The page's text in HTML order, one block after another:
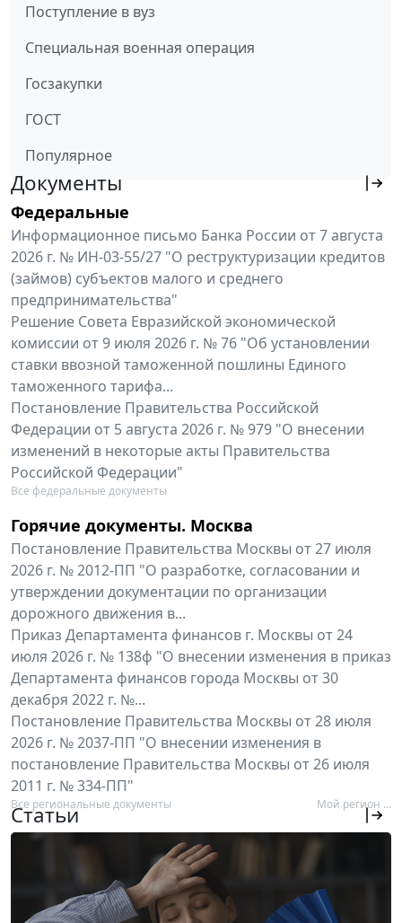
Поступление в вуз
Специальная военная операция
Госзакупки
ГОСТ
Популярное
Документы
Федеральные
Информационное письмо Банка России от 7 августа
2026 г. № ИН-03-55/27 "О реструктуризации кредитов
(займов) субъектов малого и среднего
предпринимательства"
Решение Совета Евразийской экономической
комиссии от 9 июля 2026 г. № 76 "Об установлении
ставки ввозной таможенной пошлины Единого
таможенного тарифа...
Постановление Правительства Российской
Федерации от 5 августа 2026 г. № 979 "О внесении
изменений в некоторые акты Правительства
Российской Федерации"
Все федеральные документы
Горячие документы. Москва
Постановление Правительства Москвы от 27 июля
2026 г. № 2012-ПП "О разработке, согласовании и
утверждении документации по организации
дорожного движения в...
Приказ Департамента финансов г. Москвы от 24
июля 2026 г. № 138ф "О внесении изменения в приказ
Департамента финансов города Москвы от 30
декабря 2022 г. №...
Постановление Правительства Москвы от 28 июля
2026 г. № 2037-ПП "О внесении изменения в
постановление Правительства Москвы от 26 июля
2011 г. № 334-ПП"
Все региональные документы Мой регион ...
Статьи